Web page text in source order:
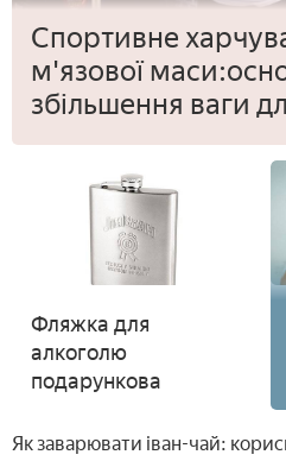
Спортивне
м'язової
збільшення ваги
Фляжка для
алкоголю
подарункова
Як заварювати іван-чай: